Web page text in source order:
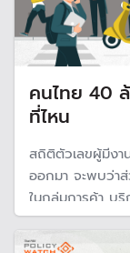
คนไทย 40 ล้
ที่ไหน
สถิติตัวเลขผู้มีงา
ออกมา จะพบว่า
ในกลุ่มการค้า บริ
ไทยจะมีความอ่อ
ภาคในประเทศที่ส่